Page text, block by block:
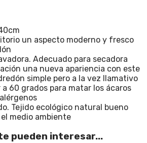
un aspecto moderno y fresco
Adecuado para secadora
una nueva apariencia con este
simple pero a la vez llamativo
a 60 grados para matar los ácaros
Tejido ecológico natural bueno
medio ambiente
pueden interesar...